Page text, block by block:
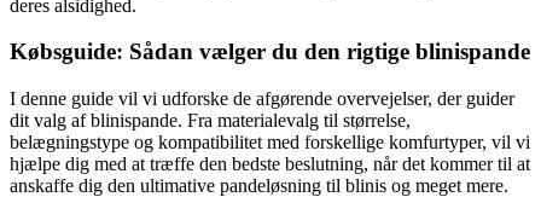
deres alsidighed.
Købsguide: Sådan vælger du den rigtige blinispande
I denne guide vil vi udforske de afgørende overvejelser, der guider
dit valg af blinispande. Fra materialevalg til størrelse,
belægningstype og kompatibilitet med forskellige komfurtyper, vil vi
hjælpe dig med at træffe den bedste beslutning, når det kommer til at
anskaffe dig den ultimative pandeløsning til blinis og meget mere.